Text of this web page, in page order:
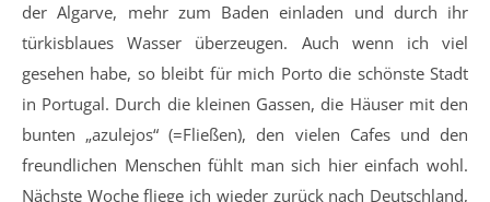
der Algarve, mehr zum Baden einladen und durch ihr
türkisblaues Wasser überzeugen. Auch wenn ich viel
gesehen habe, so bleibt für mich Porto die schönste Stadt
in Portugal. Durch die kleinen Gassen, die Häuser mit den
bunten „azulejos“ (=Fließen), den vielen Cafes und den
freundlichen Menschen fühlt man sich hier einfach wohl.
Nächste Woche fliege ich wieder zurück nach Deutschland,